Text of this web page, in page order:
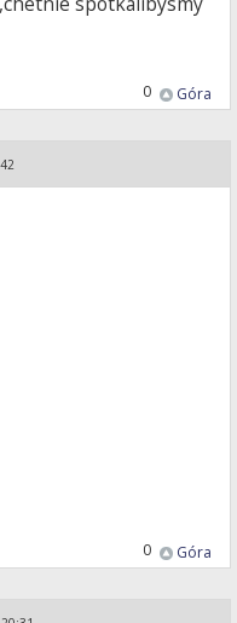
Góra
0
Góra
0